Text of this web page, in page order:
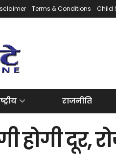
Terms & Conditions Child
राजनीति
होगी दूर,